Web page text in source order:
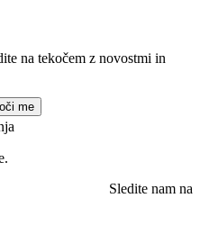
na tekočem z novostmi in
me
Sledite nam na